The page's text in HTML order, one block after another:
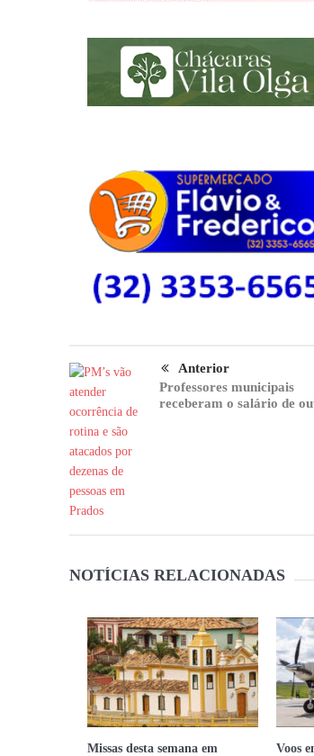
Anterior
Professores municipais
receberam o salário de
NOTÍCIAS RELACIONADAS
Missas desta semana em
Voos